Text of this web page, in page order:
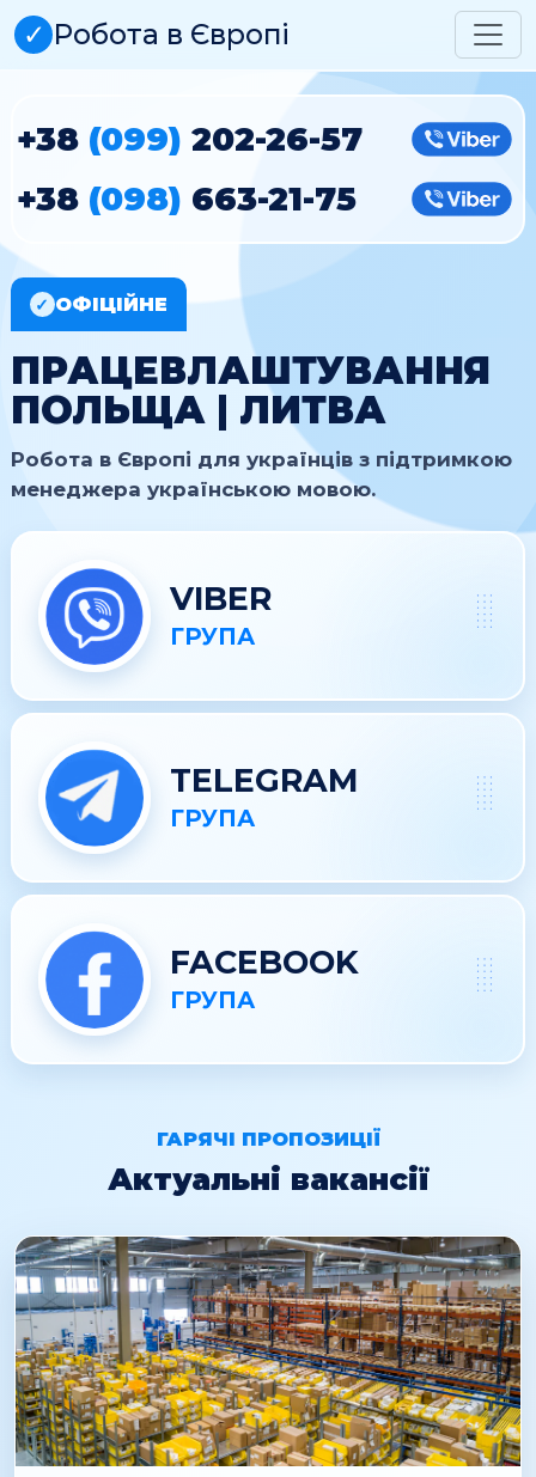
✓ Робота в Європі
+38 (099) 202-26-57
+38 (098) 663-21-75
✓ ОФІЦІЙНЕ
ПРАЦЕВЛАШТУВАННЯ
ПОЛЬЩА | ЛИТВА
Робота в Європі для українців з підтримкою
менеджера українською мовою.
VIBER
ГРУПА
TELEGRAM
ГРУПА
FACEBOOK
ГРУПА
ГАРЯЧІ ПРОПОЗИЦІЇ
Актуальні вакансії